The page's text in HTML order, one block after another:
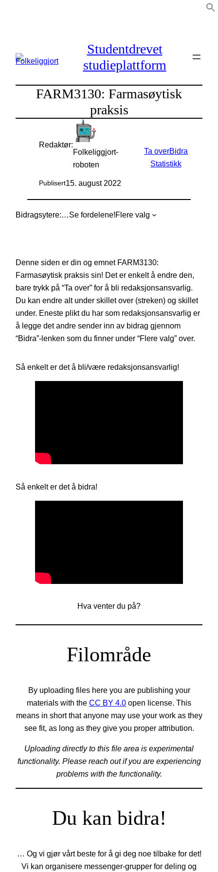
Studentdrevet
studieplattform
FARM3130: Farmasøytisk
praksis
Redaktør:
Folkeliggjort-
roboten
Publisert15. august 2022
Ta overBidra
Statistikk
Bidragsytere: Se fordelene!Flere valg
Denne siden er din og emnet FARM3130:
Farmasøytisk praksis sin! Det er enkelt å endre den,
bare trykk på “Ta over” for å bli redaksjonsansvarlig.
Du kan endre alt under skillet over (streken) og skillet
under. Eneste plikt du har som redaksjonsansvarlig er
å legge det andre sender inn av bidrag gjennom
“Bidra”-lenken som du finner under “Flere valg” over.
Så enkelt er det å bli/være redaksjonsansvarlig!
Så enkelt er det å bidra!
Hva venter du på?
Filområde
By uploading files here you are publishing your
materials with the CC BY 4.0 open license. This
means in short that anyone may use your work as they
see fit, as long as they give you proper attribution.
Uploading directly to this file area is experimental
functionality. Please reach out if you are experiencing
problems with the functionality.
Du kan bidra!
… Og vi gjør vårt beste for å gi deg noe tilbake for det!
Vi kan organisere messenger-grupper for deling og